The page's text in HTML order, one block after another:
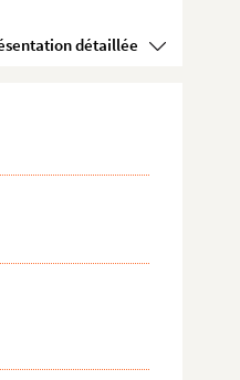
Voir la présentation détaillée